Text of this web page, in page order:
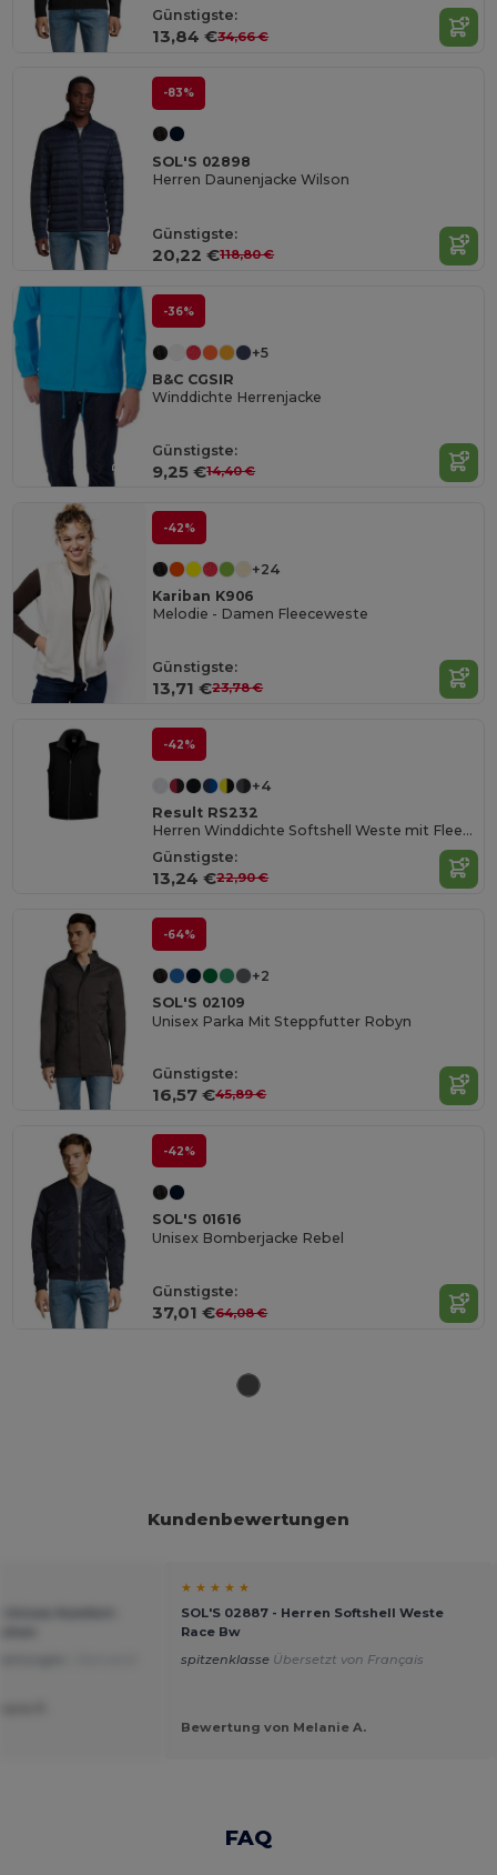
Günstigste:
13,84 €34,66 €
-83%
SOL'S 02898
Herren Daunenjacke Wilson
Günstigste:
20,22 €118,80 €
-36%
+5
B&C CGSIR
Winddichte Herrenjacke
Günstigste:
9,25 €14,40 €
-42%
+24
Kariban K906
Melodie - Damen Fleeceweste
Günstigste:
13,71 €23,78 €
-42%
+4
Result RS232
Herren Winddichte Softshell Weste mit Fleece
Günstigste:
13,24 €22,90 €
-64%
+2
SOL'S 02109
Unisex Parka Mit Steppfutter Robyn
Günstigste:
16,57 €45,89 €
-42%
SOL'S 01616
Unisex Bomberjacke Rebel
Günstigste:
37,01 €64,08 €
Kundenbewertungen
★ ★ ★ ★ ★
SOL'S 02887 - Herren Softshell Weste
Race Bw
spitzenklasse Übersetzt von Français
Bewertung von Melanie A.
FAQ